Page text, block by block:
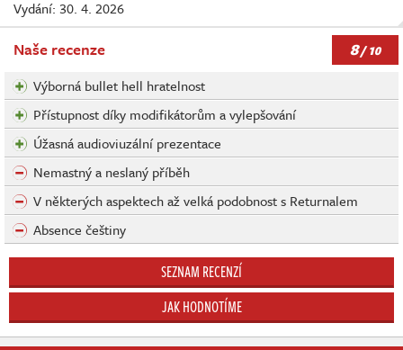
Vydání: 30. 4. 2026
Naše recenze 8/ 10
Výborná bullet hell hratelnost
Přístupnost díky modifikátorům a vylepšování
Úžasná audioviuzální prezentace
Nemastný a neslaný příběh
V některých aspektech až velká podobnost s Returnalem
Absence češtiny
SEZNAM RECENZÍ
JAK HODNOTÍME